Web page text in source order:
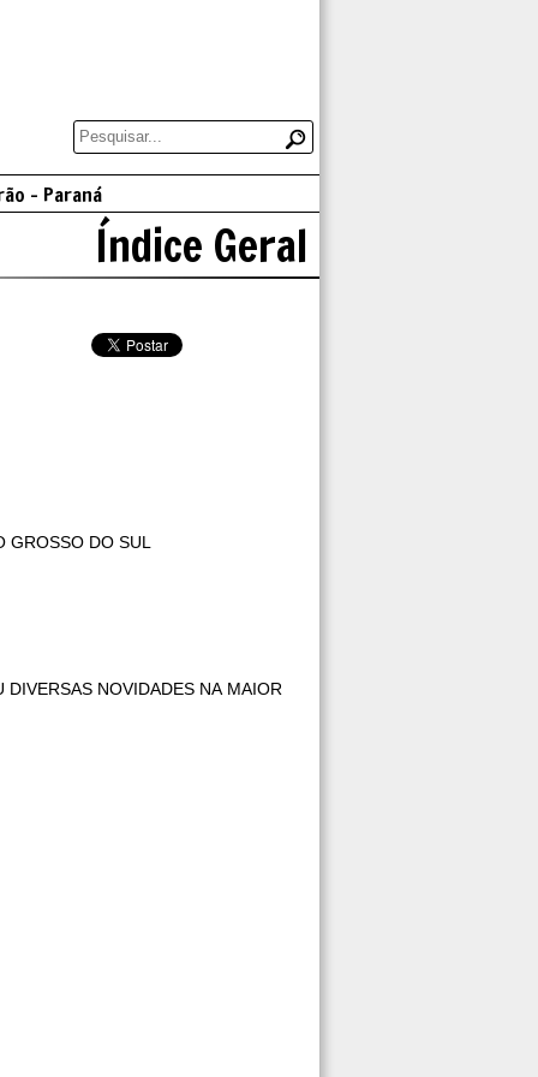
- Paraná
Índice Geral
O DESENVOLVIMENTO DO MATO GROSSO DO SUL
NOVIDADES NA MAIOR